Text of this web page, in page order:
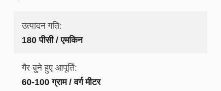
उत्पादन गति:
180 पीसी / एमकिन
गैर बुने हुए आपूर्ति:
60-100 ग्राम / वर्ग मीटर